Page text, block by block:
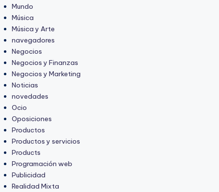
Mundo
Música
Música y Arte
navegadores
Negocios
Negocios y Finanzas
Negocios y Marketing
Noticias
novedades
Ocio
Oposiciones
Productos
Productos y servicios
Products
Programación web
Publicidad
Realidad Mixta